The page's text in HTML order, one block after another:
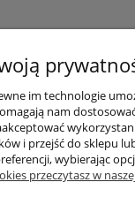
Pomoc
im technologie
nam
i przejść do sklepu
wybierając
przeczytasz w